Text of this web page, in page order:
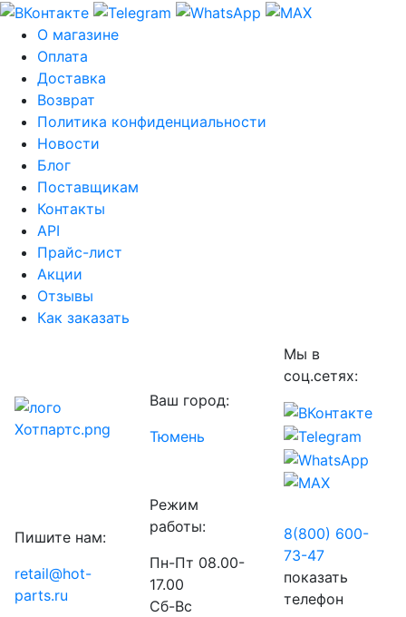
О магазине
Оплата
Доставка
Возврат
Политика конфиденциальности
Новости
Блог
Поставщикам
Контакты
API
Прайс-лист
Акции
Отзывы
Как заказать
Ваш город:
Тюмень
Мы в
соц.сетях:
Пишите нам:
retail@hot-
parts.ru
Режим
работы:
Пн-Пт 08.00-
17.00
Сб-Вс
8(800) 600-
73-47
показать
телефон